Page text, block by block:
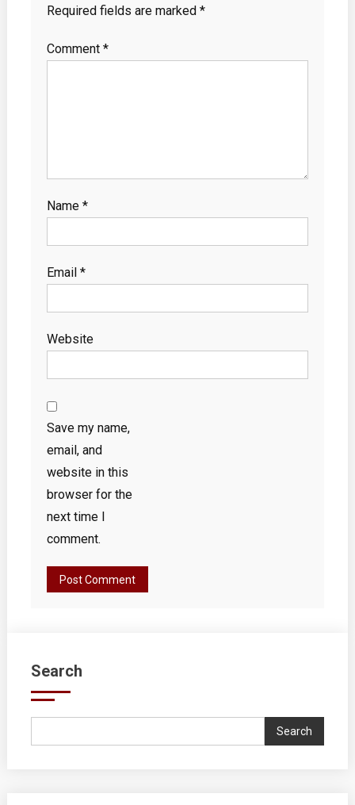
Required fields are marked *
Comment *
Name *
Email *
Website
Save my name,
email, and
website in this
browser for the
next time I
comment.
Search
Search